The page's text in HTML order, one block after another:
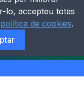
lo, accepteu totes
política de cookies.